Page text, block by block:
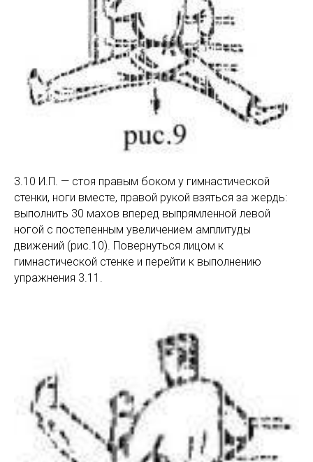
3.10 И.П. — стоя правым боком у гимнастической
стенки, ноги вместе, правой рукой взяться за жердь:
выполнить 30 махов вперед выпрямленной левой
ногой с постепенным увеличением амплитуды
движений (рис.10). Повернуться лицом к
гимнастической стенке и перейти к выполнению
упражнения 3.11.